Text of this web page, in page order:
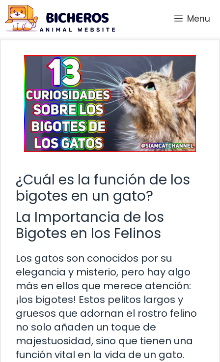
Saltar
al
contenido
Menu
¿Cuál es la función de los
bigotes en un gato?
La Importancia de los
Bigotes en los Felinos
Los gatos son conocidos por su
elegancia y misterio, pero hay algo
más en ellos que merece atención:
¡los bigotes! Estos pelitos largos y
gruesos que adornan el rostro felino
no solo añaden un toque de
majestuosidad, sino que tienen una
función vital en la vida de un gato.